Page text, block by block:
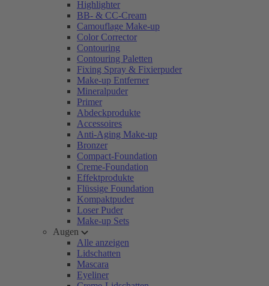
Highlighter
BB- & CC-Cream
Camouflage Make-up
Color Corrector
Contouring
Contouring Paletten
Fixing Spray & Fixierpuder
Make-up Entferner
Mineralpuder
Primer
Abdeckprodukte
Accessoires
Anti-Aging Make-up
Bronzer
Compact-Foundation
Creme-Foundation
Effektprodukte
Flüssige Foundation
Kompaktpuder
Loser Puder
Make-up Sets
Augen
Alle anzeigen
Lidschatten
Mascara
Eyeliner